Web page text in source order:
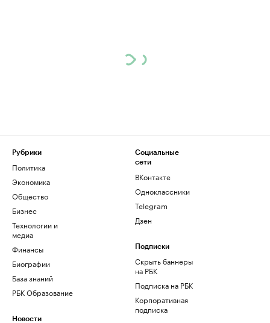
Рубрики
Политика
Экономика
Общество
Бизнес
Технологии и
медиа
Финансы
Биографии
База знаний
РБК Образование
Новости
Социальные
сети
ВКонтакте
Одноклассники
Telegram
Дзен
Подписки
Скрыть баннеры
на РБК
Подписка на РБК
Корпоративная
подписка